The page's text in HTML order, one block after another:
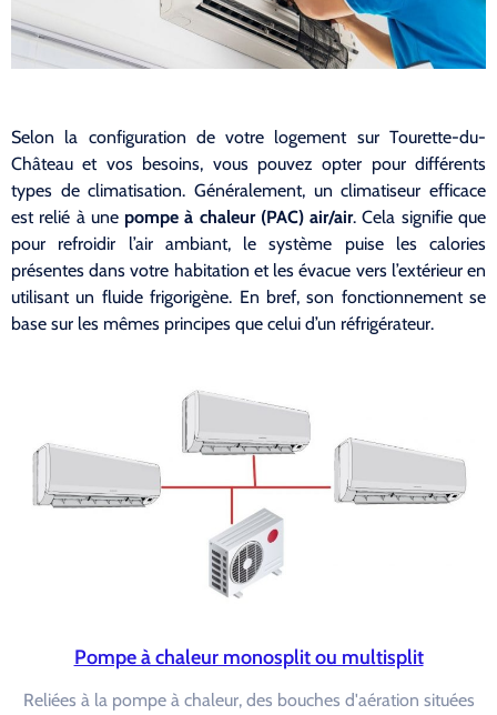
Selon la configuration de votre logement sur Tourette-du-
Château et vos besoins, vous pouvez opter pour différents
types de climatisation. Généralement, un climatiseur efficace
est relié à une pompe à chaleur (PAC) air/air. Cela signifie que
pour refroidir l’air ambiant, le système puise les calories
présentes dans votre habitation et les évacue vers l’extérieur en
utilisant un fluide frigorigène. En bref, son fonctionnement se
base sur les mêmes principes que celui d’un réfrigérateur.
Pompe à chaleur monosplit ou multisplit
Reliées à la pompe à chaleur, des bouches d'aération situées